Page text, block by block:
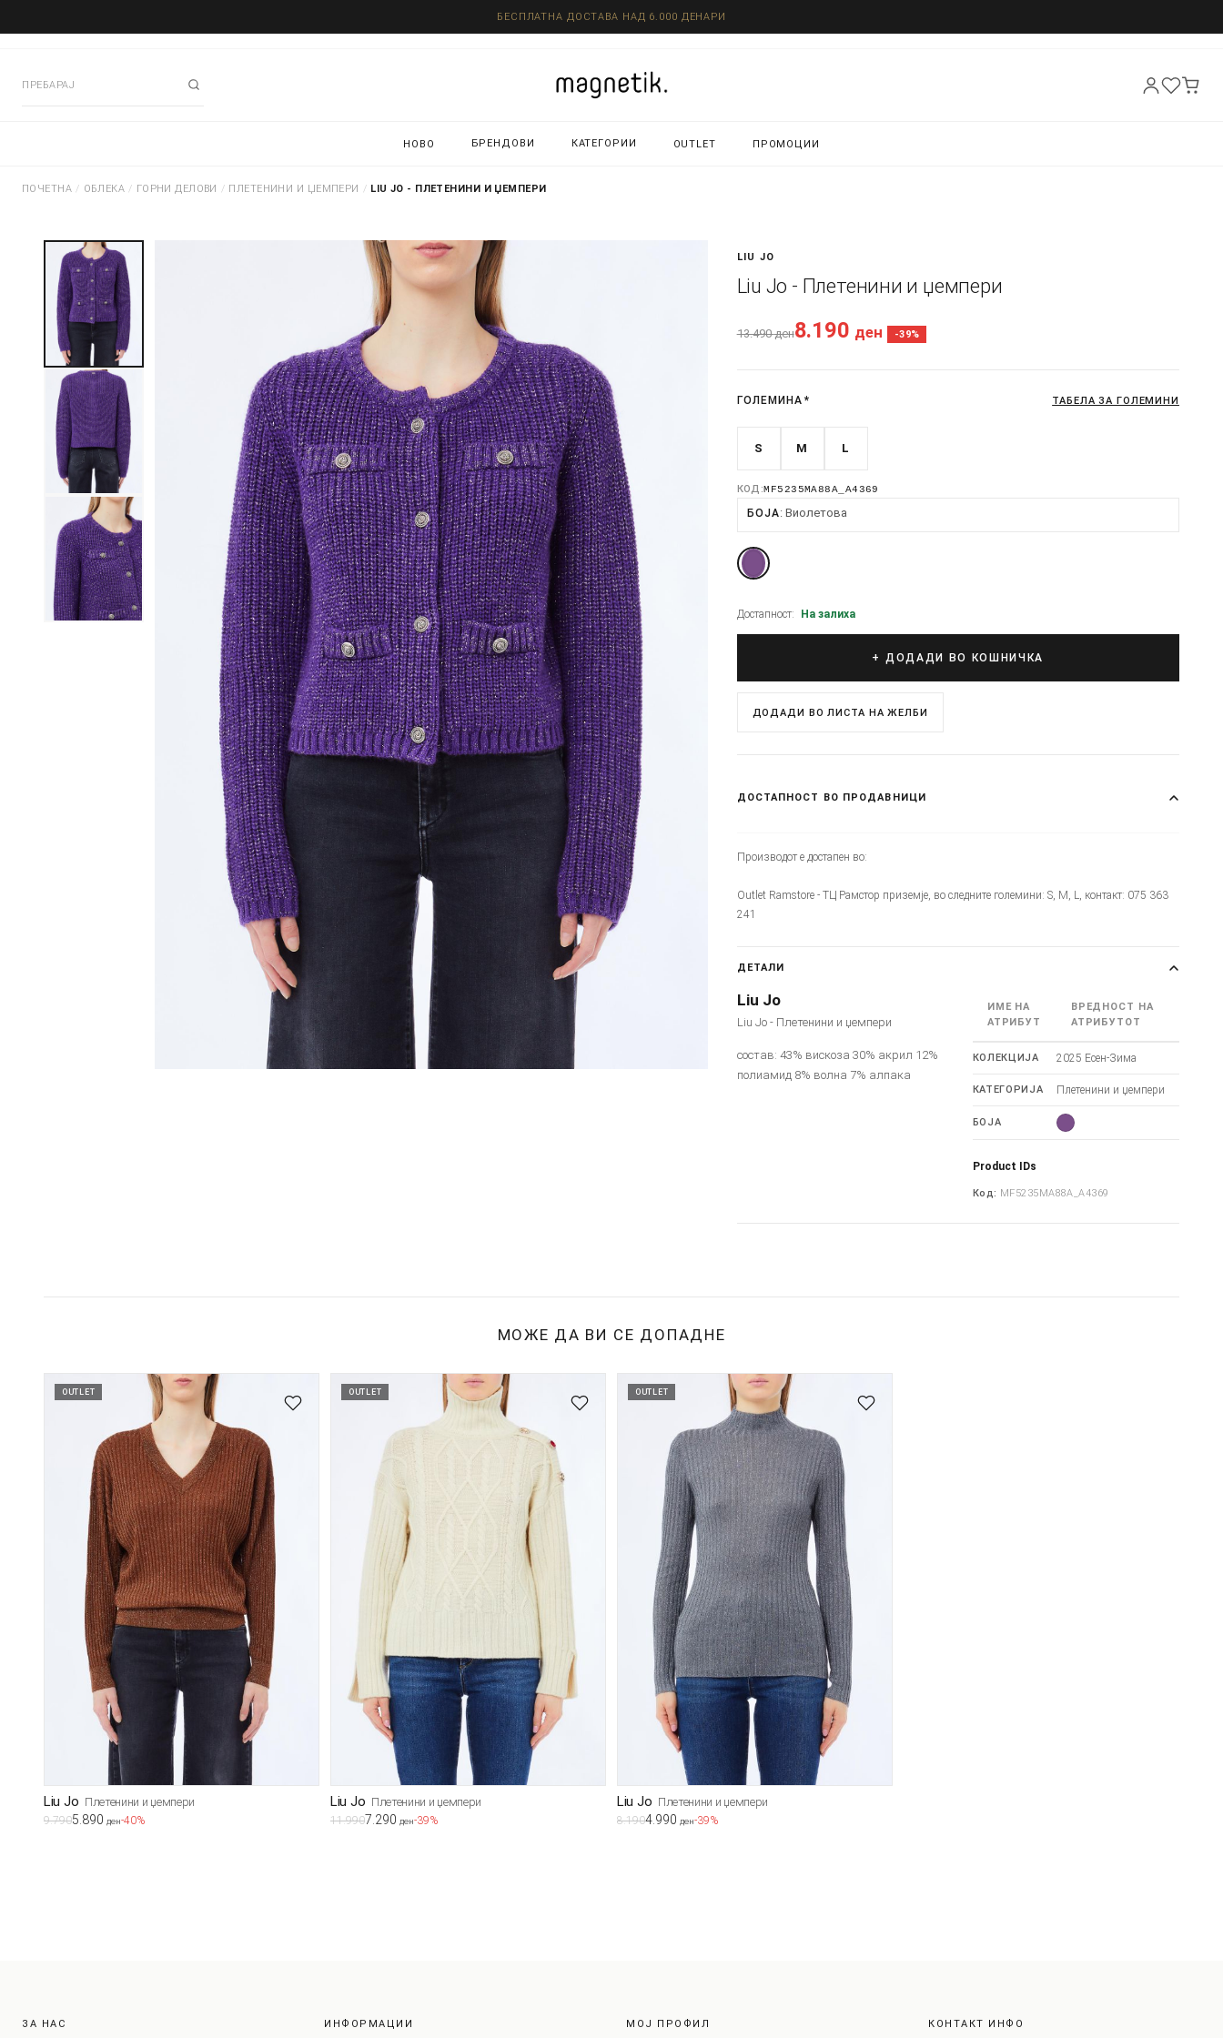
БЕСПЛАТНА ДОСТАВА НАД 6.000 ДЕНАРИ
НОВО БРЕНДОВИ КАТЕГОРИИ OUTLET ПРОМОЦИИ
ПОЧЕТНА / ОБЛЕКА / ГОРНИ ДЕЛОВИ / ПЛЕТЕНИНИ И ЏЕМПЕРИ / LIU JO - ПЛЕТЕНИНИ И ЏЕМПЕРИ
LIU JO
Liu Jo - Плетенини и џемпери
13.490ден8.190 ден -39%
ГОЛЕМИНА * ТАБЕЛА ЗА ГОЛЕМИНИ
S M L
КОД:MF5235MA88A_A4369
БОЈА Виолетова
Достапност: На залиха
+ ДОДАДИ ВО КОШНИЧКА
ДОДАДИ ВО ЛИСТА НА ЖЕЛБИ
ДОСТАПНОСТ ВО ПРОДАВНИЦИ
Производот е достапен во:
Outlet Ramstore - ТЦ Рамстор приземје, во следните големини: S, M, L, контакт: 075 363
241
ДЕТАЛИ
Liu Jo
Liu Jo - Плетенини и џемпери
состав: 43% вискоза 30% акрил 12%
полиамид 8% волна 7% алпака
ИМЕ НА
АТРИБУТ
ВРЕДНОСТ НА
АТРИБУТОТ
КОЛЕКЦИЈА 2025 Есен-Зима
КАТЕГОРИЈА Плетенини и џемпери
БОЈА
Product IDs
Код: MF5235MA88A_A4369
МОЖЕ ДА ВИ СЕ ДОПАДНЕ
OUTLET
Liu Jo Плетенини и џемпери
9.7905.890 ден-40%
OUTLET
Liu Jo Плетенини и џемпери
11.9907.290 ден-39%
OUTLET
Liu Jo Плетенини и џемпери
8.1904.990 ден-39%
ЗА НАС ИНФОРМАЦИИ МОЈ ПРОФИЛ КОНТАКТ ИНФО